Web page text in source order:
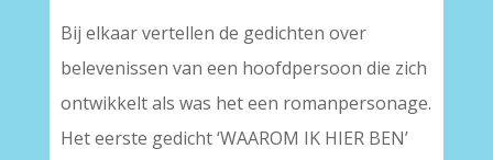
Bij elkaar vertellen de gedichten over
belevenissen van een hoofdpersoon die zich
ontwikkelt als was het een romanpersonage.
Het eerste gedicht ‘WAAROM IK HIER BEN’